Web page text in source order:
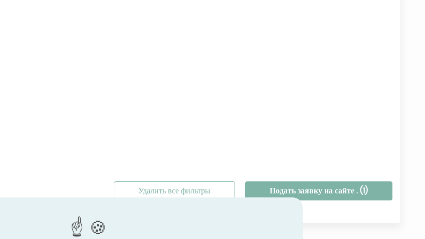
Удалить все фильтры Подать заявку на сайте . (1)